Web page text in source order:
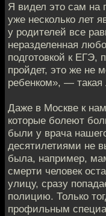
Я видел это сам на
уже несколько лет
у родителей все
неразделенная
подготовкой к ЕГЭ,
пройдет, это же не
ребенком», — такая
Даже в Москве к
которые болеют
были у врача
десятилетиями не
была, например,
смерти человек
улицу, сразу
полицию. Только
профильным